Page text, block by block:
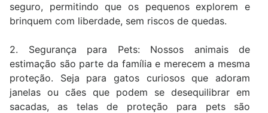
seguro, permitindo que os pequenos explorem e
brinquem com liberdade, sem riscos de quedas.
2. Segurança para Pets: Nossos animais de
estimação são parte da família e merecem a mesma
proteção. Seja para gatos curiosos que adoram
janelas ou cães que podem se desequilibrar em
sacadas, as telas de proteção para pets são